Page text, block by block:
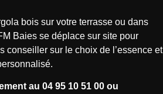
bois sur votre terrasse ou dans
Baies se déplace sur site pour
conseiller sur le choix de l’essence et
au 04 95 10 51 00 ou